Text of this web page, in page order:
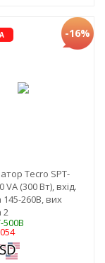
-16%
Tecro SPT-
VA (300 Вт), вхід.
145-260В, вих
2
500B